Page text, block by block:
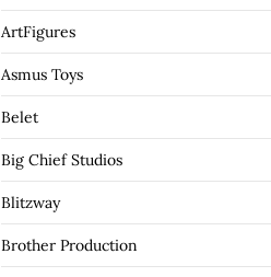
ArtFigures
Asmus Toys
Belet
Big Chief Studios
Blitzway
Brother Production